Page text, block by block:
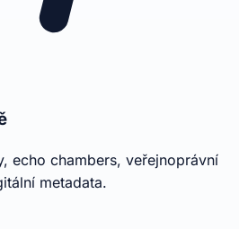
echo chambers, veřejnoprávní
metadata.